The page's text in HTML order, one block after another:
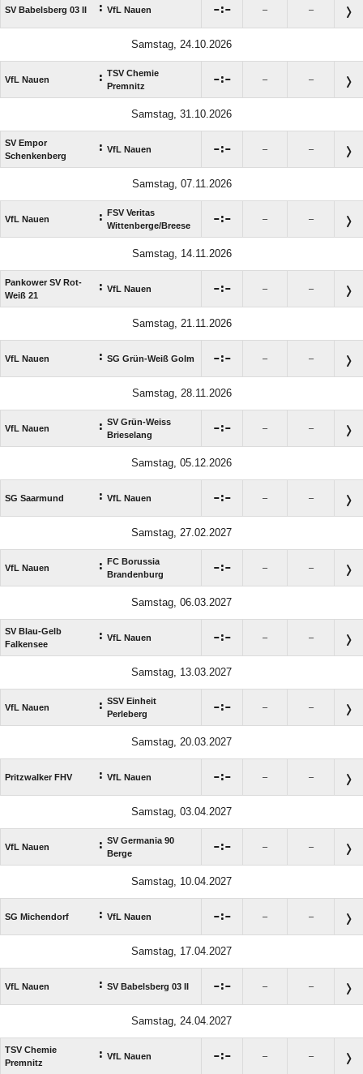
SV Babelsberg 03 II : VfL Nauen : – –
Samstag, 24.10.2026
VfL Nauen : TSV Chemie
Premnitz
: – –
Samstag, 31.10.2026
SV Empor
Schenkenberg
: VfL Nauen : – –
Samstag, 07.11.2026
VfL Nauen : FSV Veritas
Wittenberge/​Breese
: – –
Samstag, 14.11.2026
Pankower SV Rot-
Weiß 21
: VfL Nauen : – –
Samstag, 21.11.2026
VfL Nauen : SG Grün-Weiß Golm : – –
Samstag, 28.11.2026
VfL Nauen : SV Grün-Weiss
Brieselang
: – –
Samstag, 05.12.2026
SG Saarmund : VfL Nauen : – –
Samstag, 27.02.2027
VfL Nauen : FC Borussia
Brandenburg
: – –
Samstag, 06.03.2027
SV Blau-Gelb
Falkensee
: VfL Nauen : – –
Samstag, 13.03.2027
VfL Nauen : SSV Einheit
Perleberg
: – –
Samstag, 20.03.2027
Pritzwalker FHV : VfL Nauen : – –
Samstag, 03.04.2027
VfL Nauen : SV Germania 90
Berge
: – –
Samstag, 10.04.2027
SG Michendorf : VfL Nauen : – –
Samstag, 17.04.2027
VfL Nauen : SV Babelsberg 03 II : – –
Samstag, 24.04.2027
TSV Chemie
Premnitz
: VfL Nauen : – –